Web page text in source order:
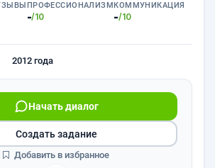
ПРОФЕССИОНАЛИЗМ
-/10
КОММУНИКАЦИЯ
-/10
2012 года
Начать диалог
Создать задание
Добавить в избранное